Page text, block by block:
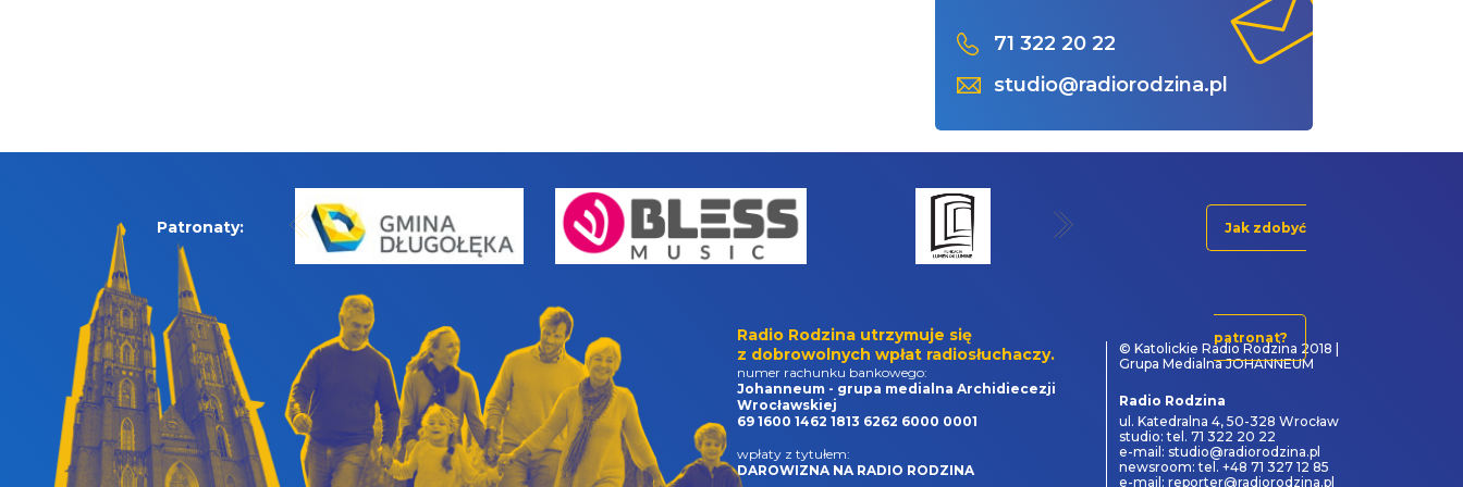
71 322 20 22
studio@radiorodzina.pl
Patronaty: Jak zdobyć
patronat?
Radio Rodzina utrzymuje się
z dobrowolnych wpłat radiosłuchaczy.
numer rachunku bankowego:
Johanneum - grupa medialna Archidiecezji
Wrocławskiej
69 1600 1462 1813 6262 6000 0001
wpłaty z tytułem:
DAROWIZNA NA RADIO RODZINA
© Katolickie Radio Rodzina 2018 |
Grupa Medialna JOHANNEUM
Radio Rodzina
ul. Katedralna 4, 50-328 Wrocław
studio: tel. 71 322 20 22
e-mail: studio@radiorodzina.pl
newsroom: tel. +48 71 327 12 85
e-mail: reporter@radiorodzina.pl